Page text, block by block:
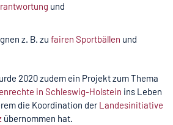
und
z. B. zu fairen Sportbällen und
2020 zudem ein Projekt zum Thema
in Schleswig-Holstein ins Leben
die Koordination derLandesinitiative
übernommen hat.